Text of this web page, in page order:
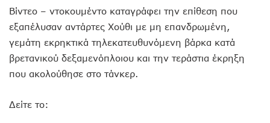
Βίντεο – ντοκουμέντο καταγράφει την επίθεση που
εξαπέλυσαν αντάρτες Χούθι με μη επανδρωμένη,
γεμάτη εκρηκτικά τηλεκατευθυνόμενη βάρκα κατά
βρετανικού δεξαμενόπλοιου και την τεράστια έκρηξη
που ακολούθησε στο τάνκερ.
Δείτε το: